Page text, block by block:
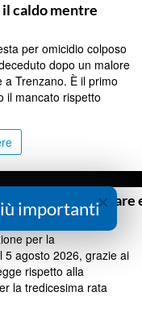
caldo mentre
per omicidio colposo
dopo un malore
Trenzano. È il primo
il mancato rispetto
come pagare
per la
5 agosto 2026, grazie ai
rispetto alla
la tredicesima rata
×
importanti